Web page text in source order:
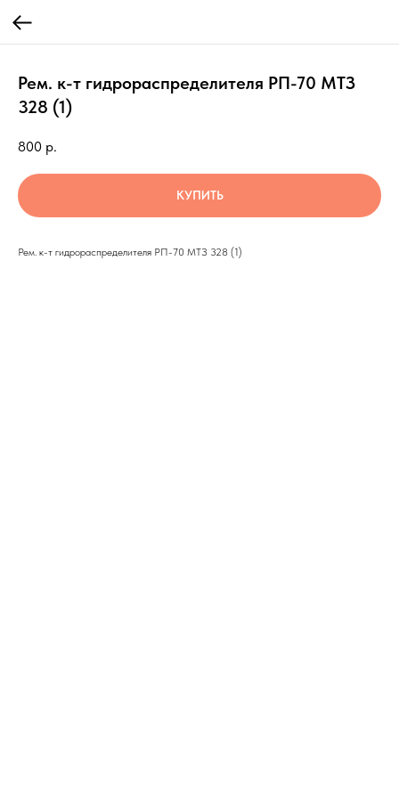
Рем. к-т гидрораспределителя РП-70 МТЗ
328 (1)
800 р.
КУПИТЬ
Рем. к-т гидрораспределителя РП-70 МТЗ 328 (1)